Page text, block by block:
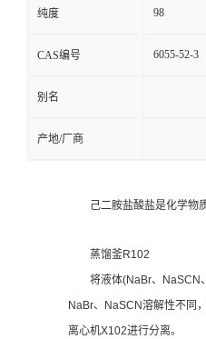
纯度 98
CAS编号 6055-52-3
别名
产地/厂商
己二胺盐酸盐是化学物质
蒸馏釜R102
将液体(NaBr、NaSCN
NaBr、NaSCN溶解性不同
离心机X102进行分离。